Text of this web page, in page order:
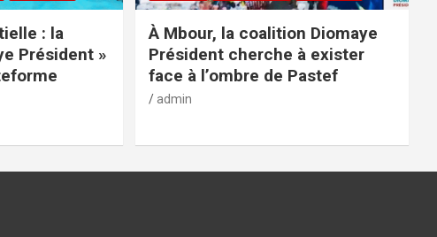
: la
Président »
À Mbour, la coalition Diomaye
Président cherche à exister
face à l’ombre de Pastef
admin